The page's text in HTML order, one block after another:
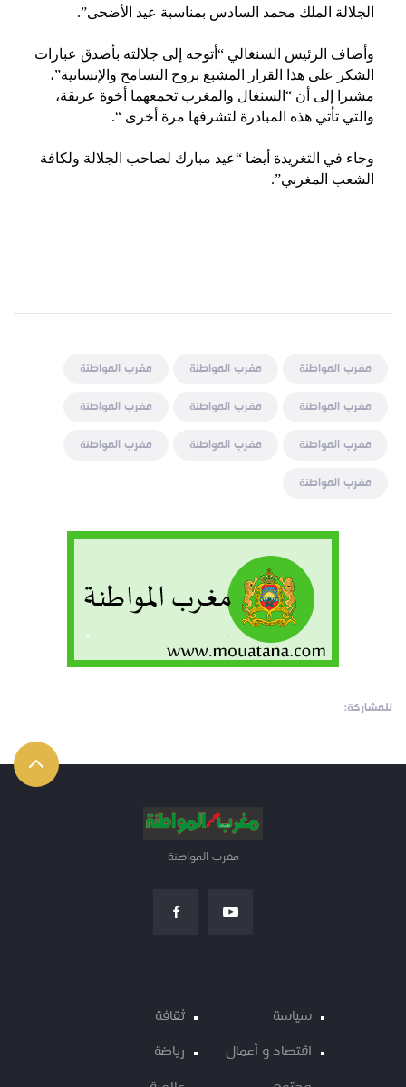
الجلالة الملك محمد السادس بمناسبة عيد الأضحى”.
وأضاف الرئيس السنغالي “أتوجه إلى جلالته بأصدق عبارات
الشكر على هذا القرار المشبع بروح التسامح والإنسانية”،
مشيرا إلى أن “السنغال والمغرب تجمعهما أخوة عريقة،
والتي تأتي هذه المبادرة لتشرفها مرة أخرى “.
وجاء في التغريدة أيضا “عيد مبارك لصاحب الجلالة ولكافة
الشعب المغربي”.
مغرب المواطنة مغرب المواطنة
مغرب المواطنة
مغرب المواطنة
مغرب المواطنة
مغرب المواطنة
مغرب المواطنة
مغرب المواطنة
مغرب المواطنة
مغرب المواطنة
للمشاركة:
مغرب المواطنة
سياسة
اقتصاد و أعمال
ثقافة
رياضة